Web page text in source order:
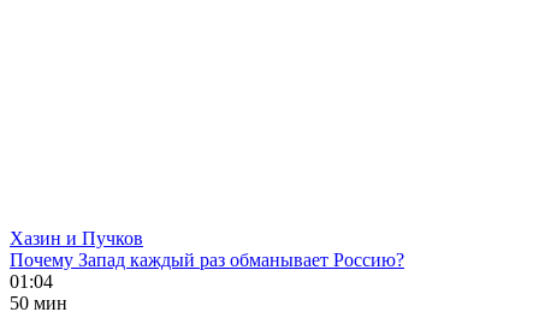
Хазин и Пучков
Почему Запад каждый раз обманывает Россию?
01:04
50 мин